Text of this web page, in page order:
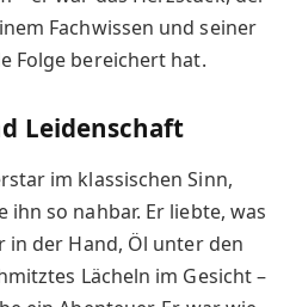
Fachwissen und seiner
Folge bereichert hat.
Leidenschaft
im klassischen Sinn,
ihn so nahbar. Er liebte, was
in der Hand, Öl unter den
Lächeln im Gesicht –